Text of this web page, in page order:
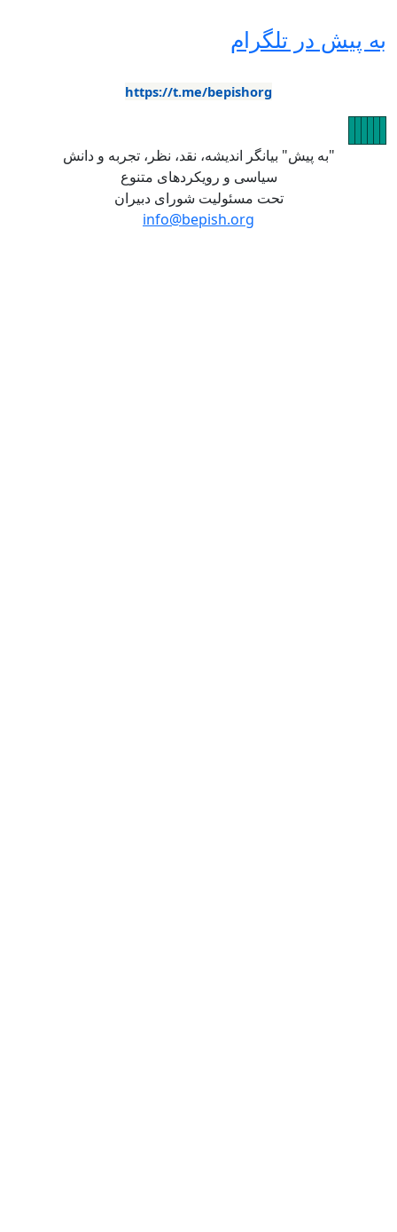
تلگرام
https://t.me/bepishorg
بیانگر اندیشه، نقد، نظر، تجربه و دانش
سیاسی و رویکردهای متنوع
تحت مسئولیت شورای دبیران
info@bepish.org